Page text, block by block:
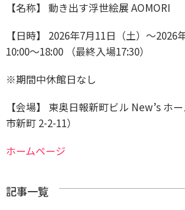
【名称】 動き出す浮世絵展 AOMORI
【日時】 2026年7月11日（土）～2026
10:00〜18:00 （最終入場17:30）
※期間中休館日なし
【会場】 東奥日報新町ビル New’s ホ
市新町 2-2-11）
ホームページ
記事一覧